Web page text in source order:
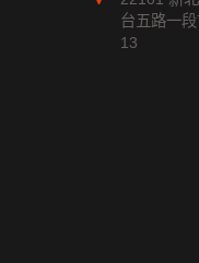
台五路一
13